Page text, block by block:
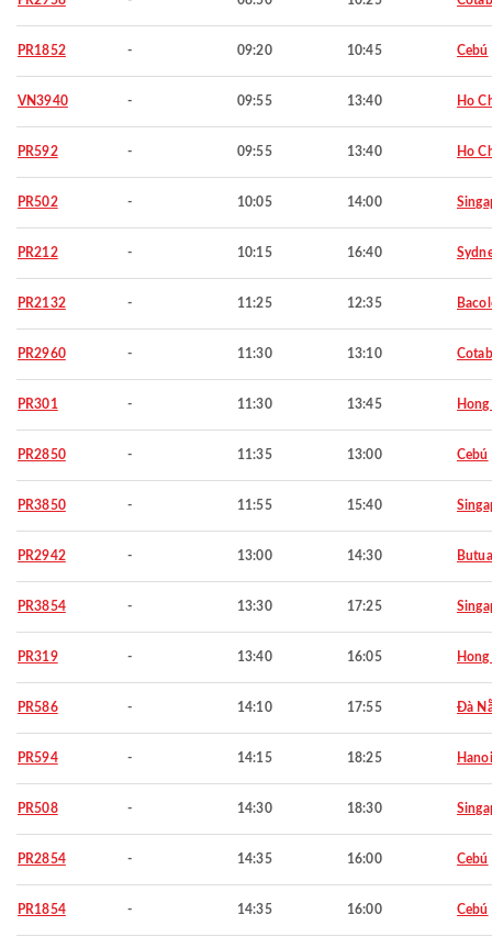
PR1852 - 09:20 10:45 Cebú
VN3940 - 09:55 13:40 Ho
PR592 - 09:55 13:40 Ho
PR502 - 10:05 14:00
PR212 - 10:15 16:40
PR2132 - 11:25 12:35
PR2960 - 11:30 13:10
PR301 - 11:30 13:45
PR2850 - 11:35 13:00 Cebú
PR3850 - 11:55 15:40
PR2942 - 13:00 14:30
PR3854 - 13:30 17:25
PR319 - 13:40 16:05
PR586 - 14:10 17:55 Đà
PR594 - 14:15 18:25 Hanoi
PR508 - 14:30 18:30
PR2854 - 14:35 16:00 Cebú
PR1854 - 14:35 16:00 Cebú